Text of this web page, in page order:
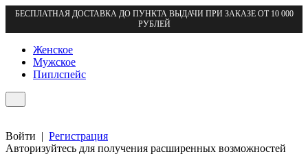
БЕСПЛАТНАЯ ДОСТАВКА ДО ПУНКТА ВЫДАЧИ ПРИ ЗАКАЗЕ ОТ 10 000
РУБЛЕЙ
Женское
Мужское
Пиплспейс
Войти | Регистрация
Авторизуйтесь для получения расширенных возможностей